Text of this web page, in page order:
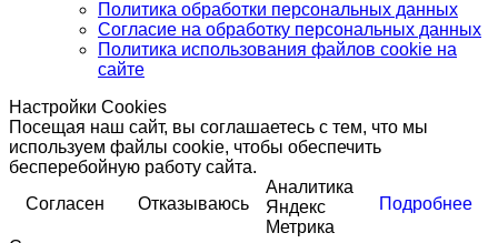
Политика обработки персональных данных
Согласие на обработку персональных данных
Политика использования файлов cookie на
сайте
Настройки Cookies
Посещая наш сайт, вы соглашаетесь с тем, что мы
используем файлы cookie, чтобы обеспечить
бесперебойную работу сайта.
Согласен
Отказываюсь Подробнее
Аналитика
Яндекс
Метрика